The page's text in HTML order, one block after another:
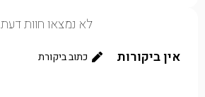
לא נמצאו חוות דעת
אין ביקורות
כתוב ביקורת